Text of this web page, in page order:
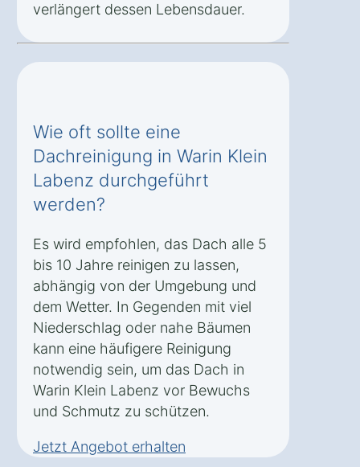
verlängert dessen Lebensdauer.
Wie oft sollte eine
Dachreinigung in Warin Klein
Labenz durchgeführt
werden?
Es wird empfohlen, das Dach alle 5
bis 10 Jahre reinigen zu lassen,
abhängig von der Umgebung und
dem Wetter. In Gegenden mit viel
Niederschlag oder nahe Bäumen
kann eine häufigere Reinigung
notwendig sein, um das Dach in
Warin Klein Labenz vor Bewuchs
und Schmutz zu schützen.
Jetzt Angebot erhalten